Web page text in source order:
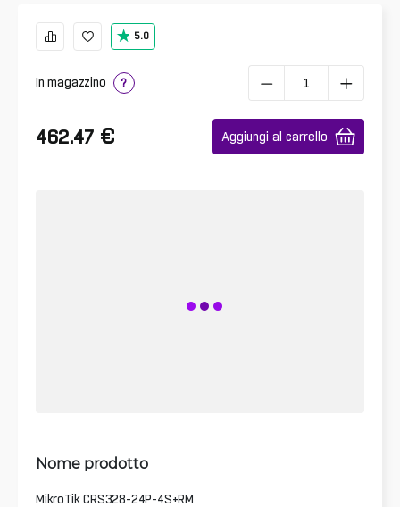
5.0
In magazzino ?
462.47 € Aggiungi al carrello
Nome prodotto
MikroTik CRS328-24P-4S+RM